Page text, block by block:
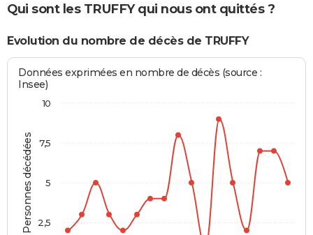
Qui sont les TRUFFY qui nous ont quittés ?
Evolution du nombre de décès de TRUFFY
Personnes décédées
Données exprimées en nombre de décès (source :
Insee)
2,5
5
7,5
10